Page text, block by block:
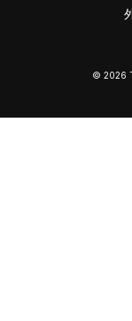
© 2026